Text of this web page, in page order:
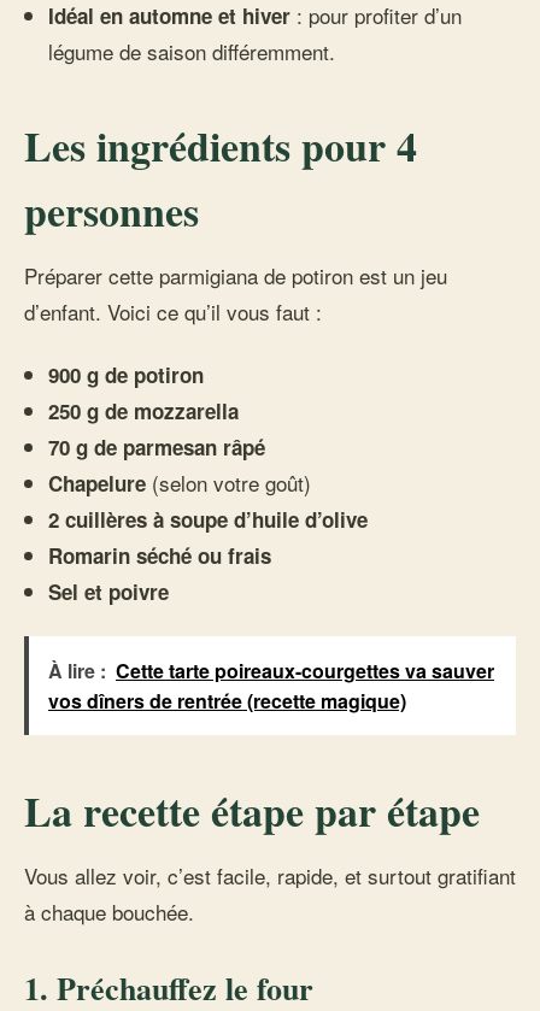
Idéal en automne et hiver : pour profiter d’un
légume de saison différemment.
Les ingrédients pour 4
personnes
Préparer cette parmigiana de potiron est un jeu
d’enfant. Voici ce qu’il vous faut :
900 g de potiron
250 g de mozzarella
70 g de parmesan râpé
Chapelure (selon votre goût)
2 cuillères à soupe d’huile d’olive
Romarin séché ou frais
Sel et poivre
À lire : Cette tarte poireaux-courgettes va sauver
vos dîners de rentrée (recette magique)
La recette étape par étape
Vous allez voir, c’est facile, rapide, et surtout gratifiant
à chaque bouchée.
1. Préchauffez le four